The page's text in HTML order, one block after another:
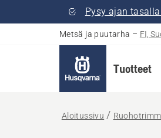
Pysy ajan
Metsä ja puutarha – FI,
Tuotteet
Aloitussivu